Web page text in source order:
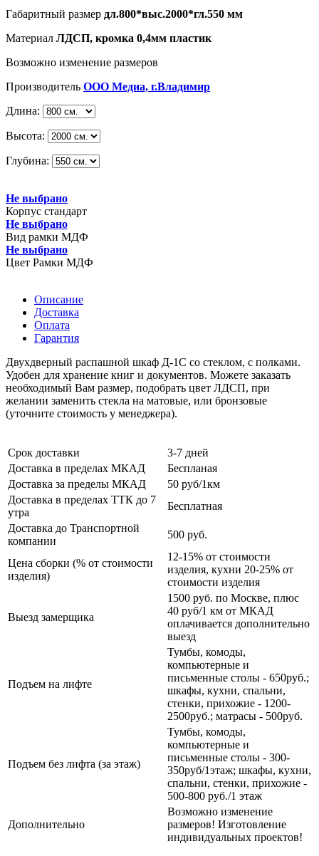
Габаритный размер дл.800*выс.2000*гл.550 мм
Материал ЛДСП, кромка 0,4мм пластик
Возможно изменение размеров
Производитель ООО Медиа, г.Владимир
Длина:
Высота:
Глубина:
Не выбрано
Корпус стандарт
Не выбрано
Вид рамки МДФ
Не выбрано
Цвет Рамки МДФ
Описание
Доставка
Оплата
Гарантия
Двухдверный распашной шкаф Д-1С со стеклом, с полками.
Удобен для хранение книг и документов. Можете заказать
необходимый Вам размер, подобрать цвет ЛДСП, при
желании заменить стекла на матовые, или бронзовые
(уточните стоимость у менеджера).
Срок доставки
3-7 дней
Доставка в пределах МКАД
Беспланая
Доставка за пределы МКАД
50 руб/1км
Доставка в пределах ТТК до 7
утра
Бесплатная
Доставка до Транспортной
компании
500 руб.
Цена сборки (% от стоимости
изделия)
12-15% от стоимости
изделия, кухни 20-25% от
стоимости изделия
Выезд замерщика
1500 руб. по Москве, плюс
40 руб/1 км от МКАД
оплачивается дополнительно
выезд
Подъем на лифте
Тумбы, комоды,
компьютерные и
письменные столы - 650руб.;
шкафы, кухни, спальни,
стенки, прихожие - 1200-
2500руб.; матрасы - 500руб.
Подъем без лифта (за этаж)
Тумбы, комоды,
компьютерные и
письменные столы - 300-
350руб/1этаж; шкафы, кухни,
спальни, стенки, прихожие -
500-800 руб./1 этаж
Дополнительно
Возможно изменение
размеров! Изготовление
индивидуальных проектов!